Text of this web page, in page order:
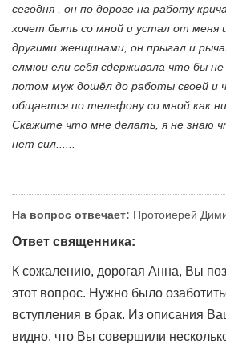
сегодня , он по дороге на работу
хочет быть со мной и устал от меня
другими женщинами, он прыгал и
елмюи ели себя сдерживала что бы не
потом муж дошёл до работы своей и
общается по телефону со мной как
Скажите что мне делать, я не знаю
нет сил......
На вопрос отвечает: Протоиерей
Ответ священника:
К сожалению, дорогая Анна, Вы
этот вопрос. Нужно было
вступления в брак. Из описания
видно, что Вы совершили